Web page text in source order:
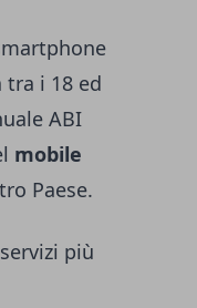
i 18 ed
ABI
mobile
Paese.
più